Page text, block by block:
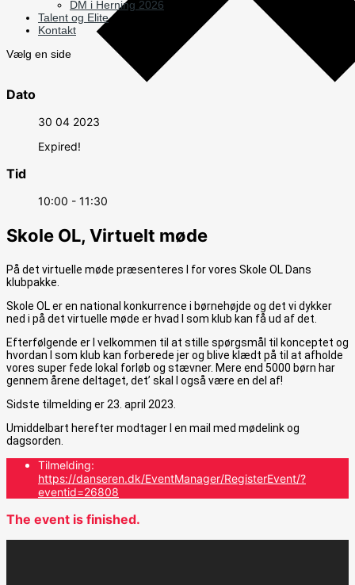
DM i Herning 2026
Talent og Elite
Kontakt
Vælg en side
Dato
30 04 2023
Expired!
Tid
10:00 - 11:30
Skole OL, Virtuelt møde
På det virtuelle møde præsenteres I for vores Skole OL Dans
klubpakke.
Skole OL er en national konkurrence i børnehøjde og det vi dykker
ned i på det virtuelle møde er hvad I som klub kan få ud af det.
Efterfølgende er I velkommen til at stille spørgsmål til konceptet og
hvordan I som klub kan forberede jer og blive klædt på til at afholde
vores super fede lokal forløb og stævner. Mere end 5000 børn har
gennem årene deltaget, det’ skal I også være en del af!
Sidste tilmelding er 23. april 2023.
Umiddelbart herefter modtager I en mail med mødelink og
dagsorden.
Tilmelding:
https://danseren.dk/EventManager/RegisterEvent/?
eventid=26808
The event is finished.